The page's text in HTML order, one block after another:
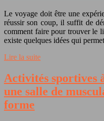
Le voyage doit être une
réussir son coup, il suffit de
comment faire pour trouver le
existe quelques idées qui
Lire la suite
Activités sportives
une salle de
forme